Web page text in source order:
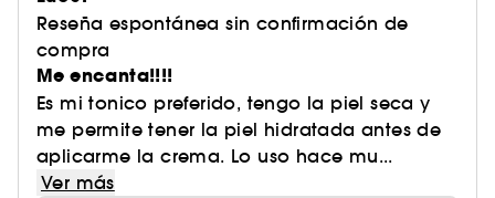
Reseña espontánea sin confirmación de
compra
Me encanta!!!!
Es mi tonico preferido, tengo la piel seca y
me permite tener la piel hidratada antes de
aplicarme la crema. Lo uso hace mu...
Ver más